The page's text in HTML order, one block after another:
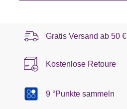
Gratis Versand ab 50 €
Kostenlose Retoure
9 °Punkte sammeln